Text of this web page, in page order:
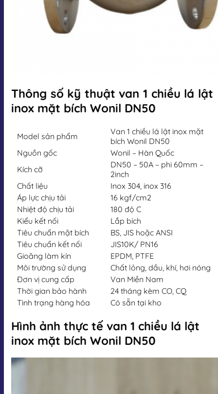
Thông số kỹ thuật van 1 chiều lá lật
inox mặt bích Wonil DN50
Model sản phẩm
Van 1 chiều lá lật inox mặt
bích Wonil DN50
Nguồn gốc
Wonil – Hàn Quốc
Kích cỡ
DN50 – 50A – phi 60mm –
2inch
Chất liệu
Inox 304, inox 316
Áp lực chịu tải
16 kgf/cm2
Nhiệt độ chịu tải
180 độ C
Kiểu kết nối
Lắp bích
Tiêu chuẩn mặt bích
BS, JIS hoặc ANSI
Tiêu chuẩn kết nối
JIS10K/ PN16
Gioăng làm kín
EPDM, PTFE
Môi trường sử dụng
Chất lỏng, dầu, khí, hơi nóng
Đơn vị cung cấp
Van Miền Nam
Thời gian bảo hành
24 tháng kèm CO, CQ
Tình trạng hàng hóa
Có sẵn tại kho
Hình ảnh thực tế van 1 chiều lá lật
inox mặt bích Wonil DN50